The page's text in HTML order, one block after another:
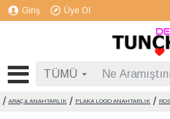
Giriş Üye Ol
TÜMÜ
ARAÇ & ANAHTARLIK PLAKA LOGO ANAHTARLIK